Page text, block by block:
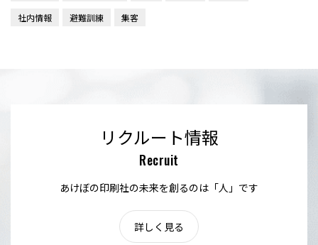
社内情報 避難訓練 集客
リクルート情報
Recruit
あけぼの印刷社の未来を創るのは「人」です
詳しく見る